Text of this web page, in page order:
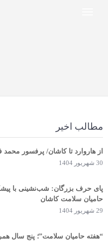
مطالب اخیر
از هاروارد تا کاشان/ پرفسور
30 شهریور 1404
پای حرف بزرگان: شب‌نشینی با
حامیان سلامت کاشان
29 شهریور 1404
“هفته حامیان سلامت”؛ پنج سال